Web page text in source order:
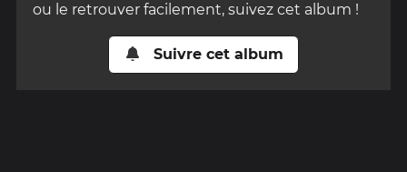
ou le retrouver facilement, suivez cet album !
Suivre cet album